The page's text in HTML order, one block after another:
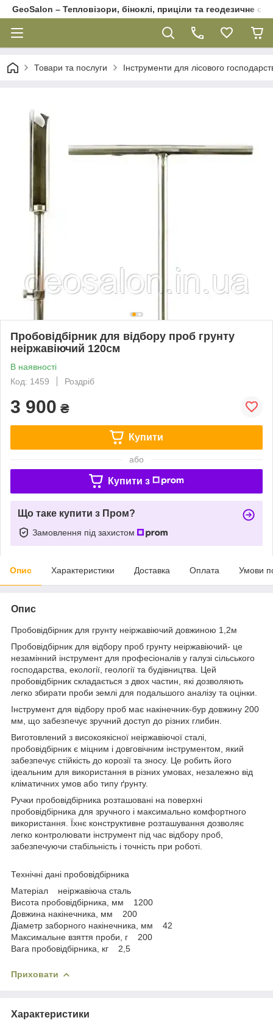
GeoSalon – Тепловізори, біноклі, приціли та геодезичне
Товари та послуги Інструменти для лісового
Пробовідбірник для відбору проб грунту
неіржавіючий 120см
В наявності
Код: 1459
Роздріб
3 900 ₴
Купити
або
Купити з
Що таке купити з Пром?
Замовлення під захистом
Опис Характеристики Доставка Оплата Умови
Опис
Пробовідбірник для грунту неіржавіючий довжиною 1,2м
Пробовідбірник для відбору проб грунту неіржавіючий- це
незамінний інструмент для професіоналів у галузі сільського
господарства, екології, геології та будівництва. Цей
пробовідбірник складається з двох частин, які дозволяють
легко збирати проби землі для подальшого аналізу та оцінки.
Інструмент для відбору проб має накінечник-бур довжину 200
мм, що забезпечує зручний доступ до різних глибин.
Виготовлений з високоякісної неіржавіючої сталі,
пробовідбірник є міцним і довговічним інструментом, який
забезпечує стійкість до корозії та зносу. Це робить його
ідеальним для використання в різних умовах, незалежно від
кліматичних умов або типу ґрунту.
Ручки пробовідбірника розташовані на поверхні
пробовідбірника для зручного і максимально комфортного
використання. Їхнє конструктивне розташування дозволяє
легко контролювати інструмент під час відбору проб,
забезпечуючи стабільність і точність при роботі.
Технічні дані пробовідбірника
Матеріал неіржавіюча сталь
Висота пробовідбірника, мм 1200
Довжина накінечника, мм 200
Діаметр заборного накінечника, мм 42
Максимальне взяття проби, г 200
Вага пробовідбірника, кг 2,5
Приховати
Характеристики